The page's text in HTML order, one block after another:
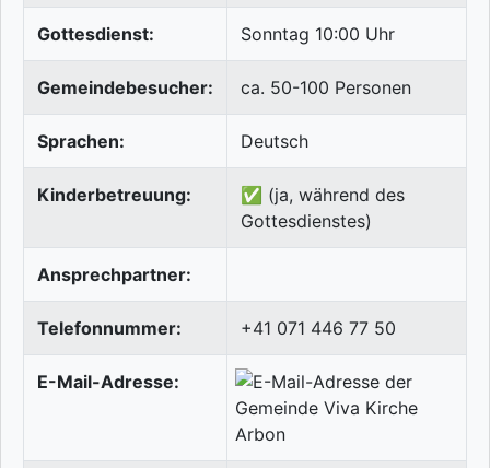
Gottesdienst: Sonntag 10:00 Uhr
Gemeindebesucher: ca. 50-100 Personen
Sprachen: Deutsch
Kinderbetreuung:
✅ (ja, während des
Gottesdienstes)
Ansprechpartner:
Telefonnummer: +41 071 446 77 50
E-Mail-Adresse: